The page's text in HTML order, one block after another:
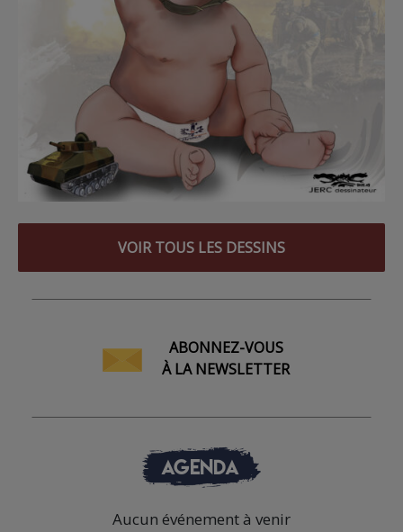
VOIR TOUS LES DESSINS
ABONNEZ-VOUS
À LA NEWSLETTER
AGENDA
Aucun événement à venir